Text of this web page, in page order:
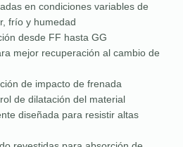
en condiciones variables de
frío y humedad
desde FF hasta GG
mejor recuperación al cambio de
de impacto de frenada
de dilatación del material
diseñada para resistir altas